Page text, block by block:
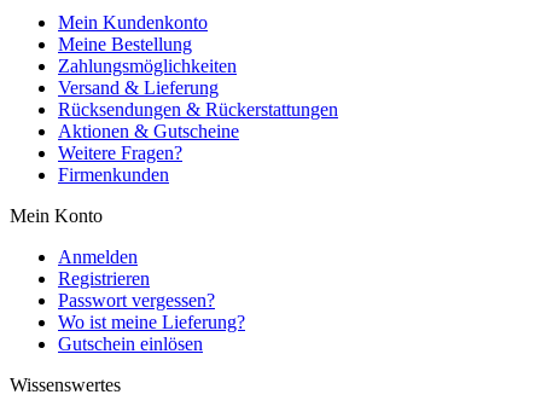
Mein Kundenkonto
Meine Bestellung
Zahlungsmöglichkeiten
Versand & Lieferung
Rücksendungen & Rückerstattungen
Aktionen & Gutscheine
Weitere Fragen?
Firmenkunden
Mein Konto
Anmelden
Registrieren
Passwort vergessen?
Wo ist meine Lieferung?
Gutschein einlösen
Wissenswertes